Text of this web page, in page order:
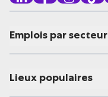
Emplois par secteur
Lieux populaires